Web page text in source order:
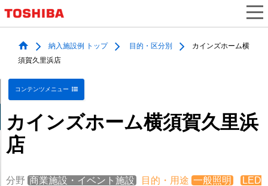
納入施設例 トップ 目的・区分別
カインズホーム横
須賀久里浜店
コンテンツメニュー
カインズホーム横須賀久里浜
店
分野 商業施設・イベント施設 目的・用途 一般照明
LED